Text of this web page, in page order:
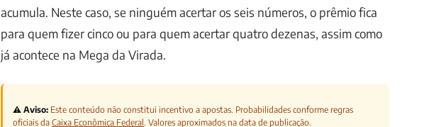
acumula. Neste caso, se ninguém acertar os seis números, o prêmio fica
para quem fizer cinco ou para quem acertar quatro dezenas, assim como
já acontece na Mega da Virada.
⚠️ Aviso: Este conteúdo não constitui incentivo a apostas. Probabilidades conforme regras
oficiais da Caixa Econômica Federal. Valores aproximados na data de publicação.